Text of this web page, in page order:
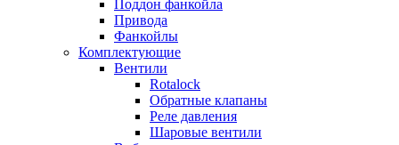
Поддон фанкойла
Привода
Фанкойлы
Комплектующие
Вентили
Rotalock
Обратные клапаны
Реле давления
Шаровые вентили